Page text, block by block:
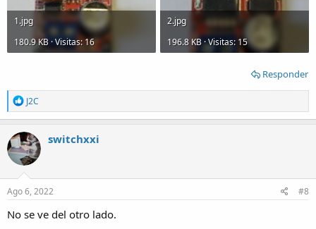
1.jpg
180.9 KB · Visitas: 16
2.jpg
196.8 KB · Visitas: 15
Responder
R
e
a
c
t
i
o
n
s
J2C
switchxxi
Ago 6, 2022 #8
No se ve del otro lado.